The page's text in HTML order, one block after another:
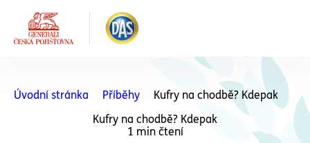
Úvodní stránka Příběhy
Kufry na chodbě? Kdepak
Kufry na chodbě? Kdepak
1 min čtení